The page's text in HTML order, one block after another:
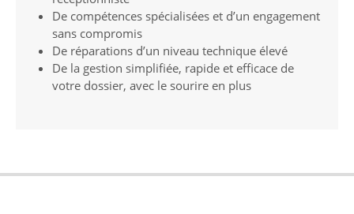
376-293 City Road, Suite 600
San Francisco, CA 94102
Have any questions?
De compétences spécialisées et d’un engagement
sans compromis
De réparations d’un niveau technique élevé
De la gestion simplifiée, rapide et efficace de
votre dossier, avec le sourire en plus